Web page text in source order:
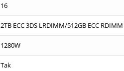
16
2TB ECC 3DS LRDIMM/512GB ECC
1280W
Tak